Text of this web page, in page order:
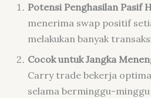
Potensi Penghasilan Pasif
menerima swap positif
melakukan banyak
Cocok untuk Jangka
Carry trade bekerja
selama berminggu-